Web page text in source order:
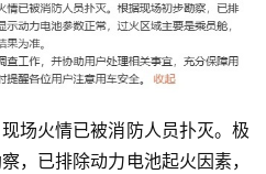
场火情已被消防人员扑灭。极
，已排除动力电池起火因素，